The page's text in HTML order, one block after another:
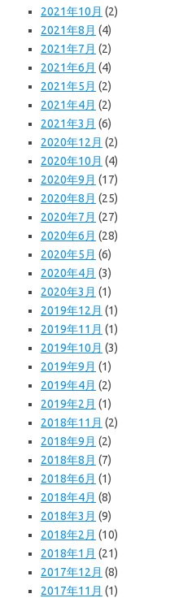
2021年10月 (2)
2021年8月 (4)
2021年7月 (2)
2021年6月 (4)
2021年5月 (2)
2021年4月 (2)
2021年3月 (6)
2020年12月 (2)
2020年10月 (4)
2020年9月 (17)
2020年8月 (25)
2020年7月 (27)
2020年6月 (28)
2020年5月 (6)
2020年4月 (3)
2020年3月 (1)
2019年12月 (1)
2019年11月 (1)
2019年10月 (3)
2019年9月 (1)
2019年4月 (2)
2019年2月 (1)
2018年11月 (2)
2018年9月 (2)
2018年8月 (7)
2018年6月 (1)
2018年4月 (8)
2018年3月 (9)
2018年2月 (10)
2018年1月 (21)
2017年12月 (8)
2017年11月 (1)